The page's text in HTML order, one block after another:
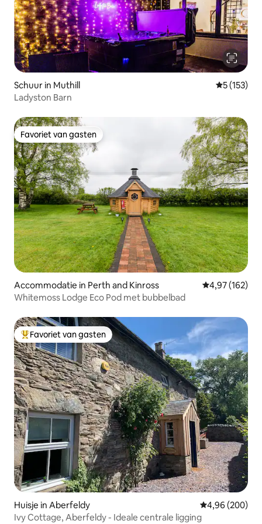
Schuur in Muthill
5 (153)
Ladyston Barn
Favoriet van gasten
Favoriet van gasten
Accommodatie in Perth and Kinross Gemiddelde
4,97 (162)
Whitemoss Lodge Eco Pod met bubbelbad
Topfavoriet van gasten
Favoriet van gasten
Huisje in Aberfeldy Gemiddelde
4,96 (200)
Ivy Cottage, Aberfeldy - Ideale centrale ligging